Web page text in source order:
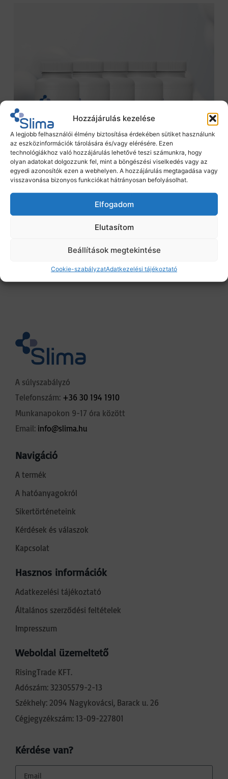
Hozzájárulás kezelése
A legjobb felhasználói élmény biztosítása érdekében sütiket használunk
az eszközinformációk tárolására és/vagy elérésére. Ezen
technológiákhoz való hozzájárulás lehetővé teszi számunkra, hogy
olyan adatokat dolgozzunk fel, mint a böngészési viselkedés vagy az
egyedi azonosítók ezen a webhelyen. A hozzájárulás megtagadása vagy
visszavonása bizonyos funkciókat hátrányosan befolyásolhat.
Elfogadom
Elutasítom
Beállítások megtekintése
Cookie-szabályzatAdatkezelési tájékoztató
A súlyszabályzó
Telefonszám: +36 30 194 1910
Munkanapokon 9-17 óra között
Email: info@slima.hu
Navigáció
A termék
A hatóanyagokról
Sikertörténeteink
Kérdések és válaszok
Kapcsolat
Hasznos információk
Adatkezelési tájékoztató
Általános szerződési feltételek
Impresszum
Weboldal üzemeltető
RisingTrade KFT.
Adószám: 32305579-2-13
Székhely: 2094 Nagykovácsi, Barack u. 26
Cégjegyzékszám: 13-09-227801
Kérdése van?